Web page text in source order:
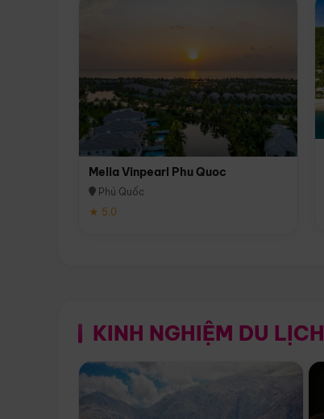
Melia Vinpearl Phu Quoc
Phú Quốc
★ 5.0
KINH NGHIỆM DU LỊCH